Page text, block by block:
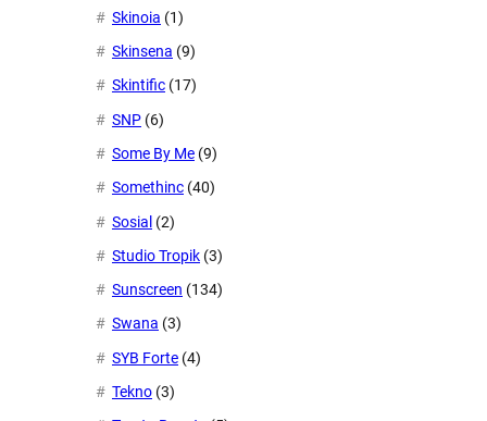
Skinoia (1)
Skinsena (9)
Skintific (17)
SNP (6)
Some By Me (9)
Somethinc (40)
Sosial (2)
Studio Tropik (3)
Sunscreen (134)
Swana (3)
SYB Forte (4)
Tekno (3)